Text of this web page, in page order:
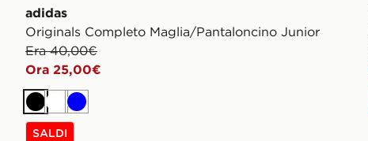
adidas
Originals Completo Maglia/Pantaloncino Junior
Era 40,00€
Ora 25,00€
NeroBianco
Blu
SALDI